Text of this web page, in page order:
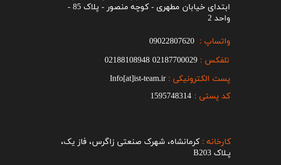
تلفکس : 02187700029
02188108948
پست الکترونیکی :Info[at]ist-team.ir
واتساپ :
ابتدای خیابان مطهری - کوچه منصور - پلاک 85 -
واحد 2
کارخانه : کرمانشاه، شهرک صنعتی زاگرس، فاز یک،
پـلاک B203​​​​​​​
کد پستی : 1595748314